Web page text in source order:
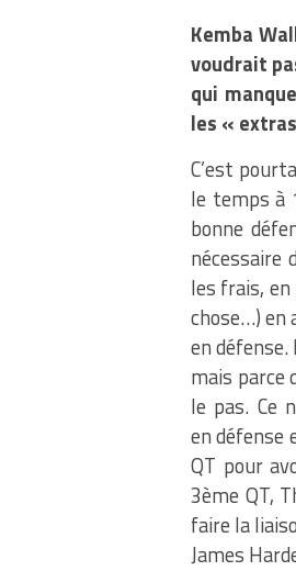
Kemba
voudrait
qui
les «
C’est
le temps à
bonne
nécessaire
les frais,
chose…) en
en
mais
le pas. Ce
en défense
QT pour
3ème QT,
faire la
James